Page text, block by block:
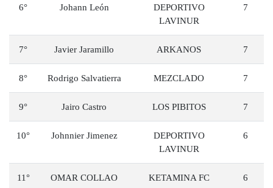
6° Johann León
DEPORTIVO
LAVINUR
7
7° Javier Jaramillo ARKANOS 7
8° Rodrigo Salvatierra MEZCLADO 7
9° Jairo Castro LOS PIBITOS 7
10° Johnnier Jimenez
DEPORTIVO
LAVINUR
6
11° OMAR COLLAO KETAMINA FC 6